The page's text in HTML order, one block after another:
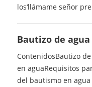
los‘llámame señor
Bautizo de agua
ContenidosBautizo
en aguaRequisitos
del bautismo en